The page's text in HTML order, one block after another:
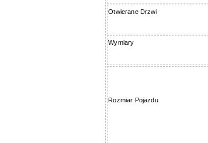
Otwierane Drzwi
Wymiary
Rozmiar Pojazdu